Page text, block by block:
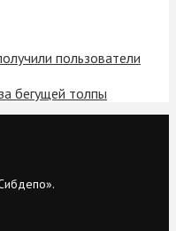
пользователи
бегущей толпы